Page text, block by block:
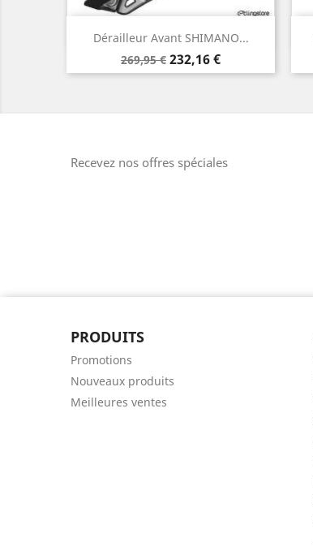
Dérailleur Avant SHIMANO...
Prix
de
269,95 € Prix
232,16 €
Aperçu rapide
Recevez nos offres spéciales
PRODUITS
Promotions
Nouveaux produits
Meilleures ventes